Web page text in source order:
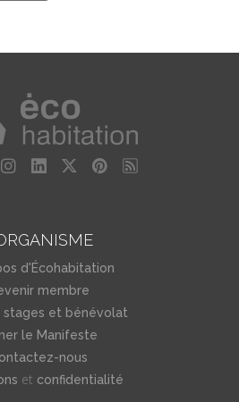
d'Écohabitation
membre
stages et bénévolat
le Manifeste
nous
et confidentialité